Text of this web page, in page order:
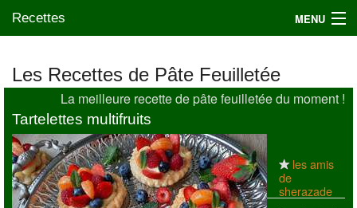
Recettes MENU
Mes blogs préférés
Les Recettes de Pâte Feuilletée
La meilleure recette de pâte feuilletée du moment !
Tartelettes multifruits
les amis
de
sherazade